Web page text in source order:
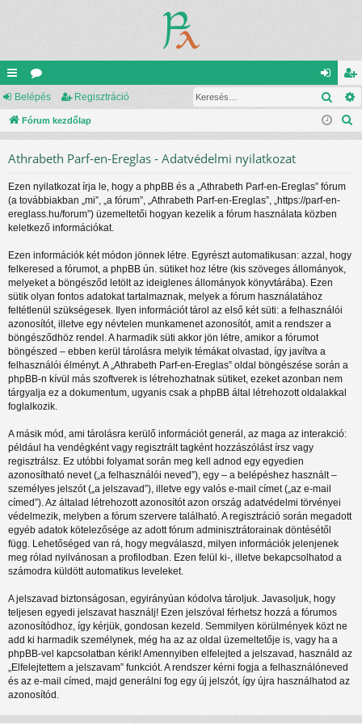
yo
rs
k
ór
u
el
ép
eg
is
Belépés Regisztráció
Fórum kezdőlap
Athrabeth Parf-en-Ereglas - Adatvédelmi nyilatkozat
Ezen nyilatkozat írja le, hogy a phpBB és a „Athrabeth Parf-en-Ereglas” fórum
(a továbbiakban „mi”, „a fórum”, „Athrabeth Parf-en-Ereglas”, „https://parf-en-
ereglass.hu/forum”) üzemeltetői hogyan kezelik a fórum használata közben
keletkező információkat.
Ezen információk két módon jönnek létre. Egyrészt automatikusan: azzal, hogy
felkeresed a fórumot, a phpBB ún. sütiket hoz létre (kis szöveges állományok,
melyeket a böngésződ letölt az ideiglenes állományok könyvtárába). Ezen
sütik olyan fontos adatokat tartalmaznak, melyek a fórum használatához
feltétlenül szükségesek. Ilyen információt tárol az első két süti: a felhasználói
azonosítót, illetve egy névtelen munkamenet azonosítót, amit a rendszer a
böngésződhöz rendel. A harmadik süti akkor jön létre, amikor a fórumot
böngészed – ebben kerül tárolásra melyik témákat olvastad, így javítva a
felhasználói élményt. A „Athrabeth Parf-en-Ereglas” oldal böngészése során a
phpBB-n kívül más szoftverek is létrehozhatnak sütiket, ezeket azonban nem
tárgyalja ez a dokumentum, ugyanis csak a phpBB által létrehozott oldalakkal
foglalkozik.
A másik mód, ami tárolásra kerülő információt generál, az maga az interakció:
például ha vendégként vagy regisztrált tagként hozzászólást írsz vagy
regisztrálsz. Ez utóbbi folyamat során meg kell adnod egy egyedien
azonosítható nevet („a felhasználói neved”), egy – a belépéshez használt –
személyes jelszót („a jelszavad”), illetve egy valós e-mail címet („az e-mail
címed”). Az általad létrehozott azonosítót azon ország adatvédelmi törvényei
védelmezik, melyben a fórum szervere található. A regisztráció során megadott
egyéb adatok kötelezősége az adott fórum adminisztrátorainak döntésétől
függ. Lehetőséged van rá, hogy megválaszd, milyen információk jelenjenek
meg rólad nyilvánosan a profilodban. Ezen felül ki-, illetve bekapcsolhatod a
számodra küldött automatikus leveleket.
A jelszavad biztonságosan, egyirányúan kódolva tároljuk. Javasoljuk, hogy
teljesen egyedi jelszavat használj! Ezen jelszóval férhetsz hozzá a fórumos
azonosítódhoz, így kérjük, gondosan kezeld. Semmilyen körülmények közt ne
add ki harmadik személynek, még ha az az oldal üzemeltetője is, vagy ha a
phpBB-vel kapcsolatban kérik! Amennyiben elfelejted a jelszavad, használd az
„Elfelejtettem a jelszavam” funkciót. A rendszer kérni fogja a felhasználóneved
és az e-mail címed, majd generálni fog egy új jelszót, így újra használhatod az
azonosítód.